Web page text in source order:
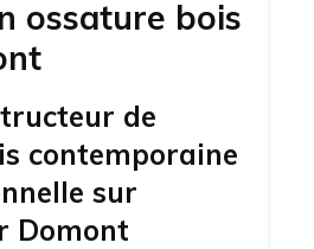
ossature bois
de
contemporaine
sur
Domont